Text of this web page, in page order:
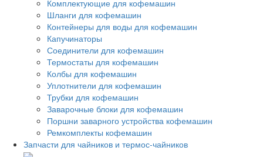
Комплектующие для кофемашин
Шланги для кофемашин
Контейнеры для воды для кофемашин
Капучинаторы
Соединители для кофемашин
Термостаты для кофемашин
Колбы для кофемашин
Уплотнители для кофемашин
Трубки для кофемашин
Заварочные блоки для кофемашин
Поршни заварного устройства кофемашин
Ремкомплекты кофемашин
Запчасти для чайников и термос-чайников